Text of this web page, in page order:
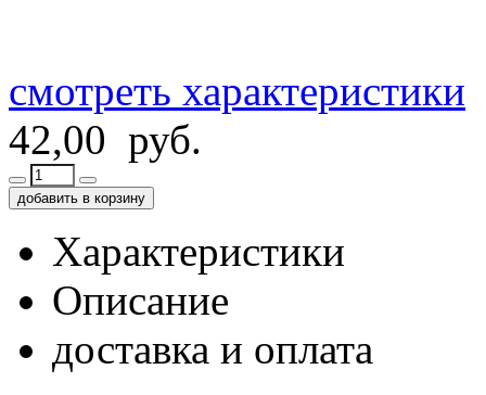
смотреть характеристики
42,00 руб.
добавить в корзину
Характеристики
Описание
доставка и оплата